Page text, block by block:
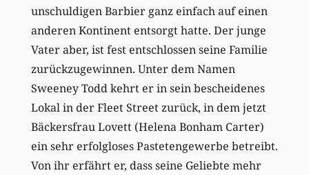
unschuldigen Barbier ganz einfach auf einen
anderen Kontinent entsorgt hatte. Der junge
Vater aber, ist fest entschlossen seine Familie
zurückzugewinnen. Unter dem Namen
Sweeney Todd kehrt er in sein bescheidenes
Lokal in der Fleet Street zurück, in dem jetzt
Bäckersfrau Lovett (Helena Bonham Carter)
ein sehr erfolgloses Pastetengewerbe betreibt.
Von ihr erfährt er, dass seine Geliebte mehr